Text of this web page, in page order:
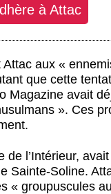
à Attac
aux «
que cette
avait
». Ces
l’Intérieur,
Sainte-Soline.
« groupuscules